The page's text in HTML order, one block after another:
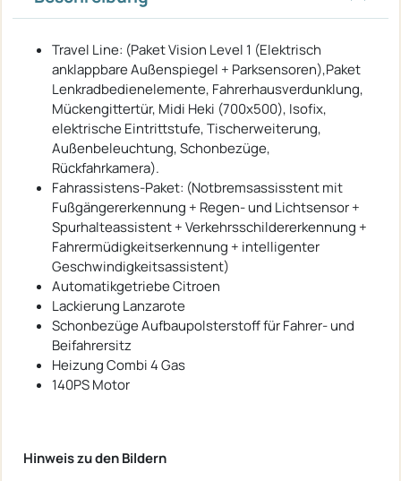
Travel Line: (Paket Vision Level 1 (Elektrisch
anklappbare Außenspiegel + Parksensoren),Paket
Lenkradbedienelemente, Fahrerhausverdunklung,
Mückengittertür, Midi Heki (700x500), Isofix,
elektrische Eintrittstufe, Tischerweiterung,
Außenbeleuchtung, Schonbezüge,
Rückfahrkamera).
Fahrassistens-Paket: (Notbremsassisstent mit
Fußgängererkennung + Regen- und Lichtsensor +
Spurhalteassistent + Verkehrsschildererkennung +
Fahrermüdigkeitserkennung + intelligenter
Geschwindigkeitsassistent)
Automatikgetriebe Citroen
Lackierung Lanzarote
Schonbezüge Aufbaupolsterstoff für Fahrer- und
Beifahrersitz
Heizung Combi 4 Gas
140PS Motor
Hinweis zu den Bildern